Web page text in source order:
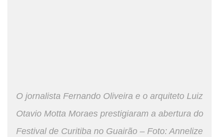
O jornalista Fernando Oliveira e o arquiteto Luiz
Otavio Motta Moraes prestigiaram a abertura do
Festival de Curitiba no Guairão – Foto: Annelize